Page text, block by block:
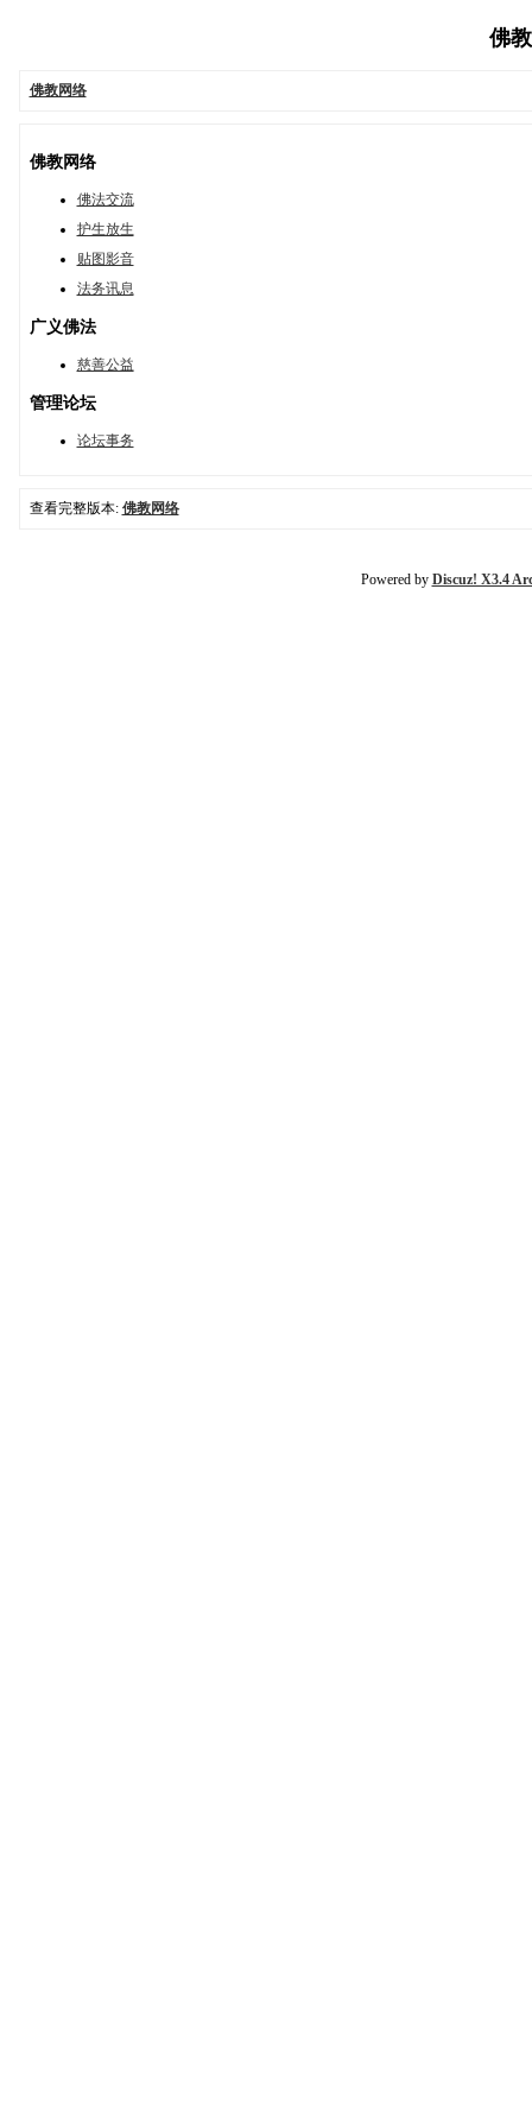
佛
佛教网络
佛教网络
佛法交流
护生放生
贴图影音
法务讯息
广义佛法
慈善公益
管理论坛
论坛事务
查看完整版本: 佛教网络
Powered by Discuz! X3.4